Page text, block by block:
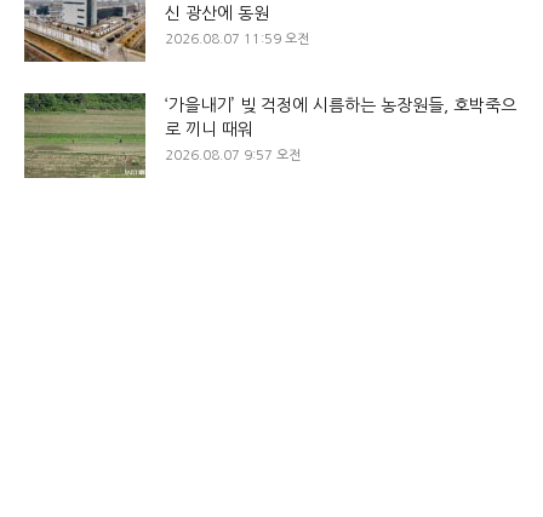
신 광산에 동원
2026.08.07 11:59 오전
‘가을내기’ 빚 걱정에 시름하는 농장원들, 호박죽으
로 끼니 때워
2026.08.07 9:57 오전